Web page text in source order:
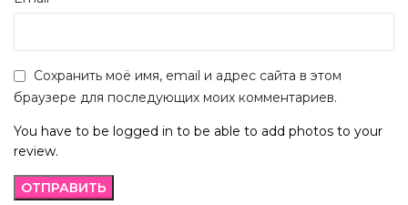
Сохранить моё имя, email и адрес сайта в этом
браузере для последующих моих комментариев.
You have to be logged in to be able to add photos to your
review.